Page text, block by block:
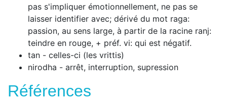
pas s'impliquer émotionnellement, ne pas se
laisser identifier avec; dérivé du mot raga:
passion, au sens large, à partir de la racine ranj:
teindre en rouge, + préf. vi: qui est négatif.
tan - celles-ci (les vrittis)
nirodha - arrêt, interruption, supression
Références